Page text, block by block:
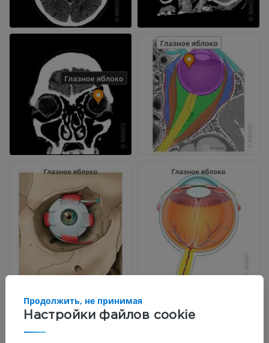
Настройки файлов cookie
Продолжить, не принимая